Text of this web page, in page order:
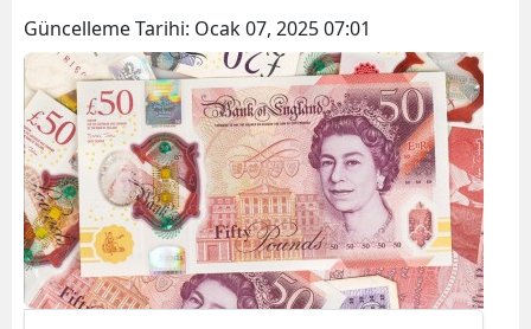
Güncelleme Tarihi: Ocak 07, 2025 07:01